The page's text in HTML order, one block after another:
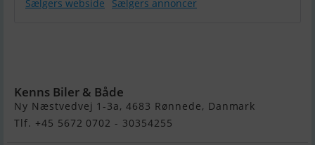
Sælgers webside Sælgers annoncer
Kenns Biler & Både
Ny Næstvedvej 1-3a, 4683 Rønnede, Danmark
Tlf. +45 5672 0702 - 30354255